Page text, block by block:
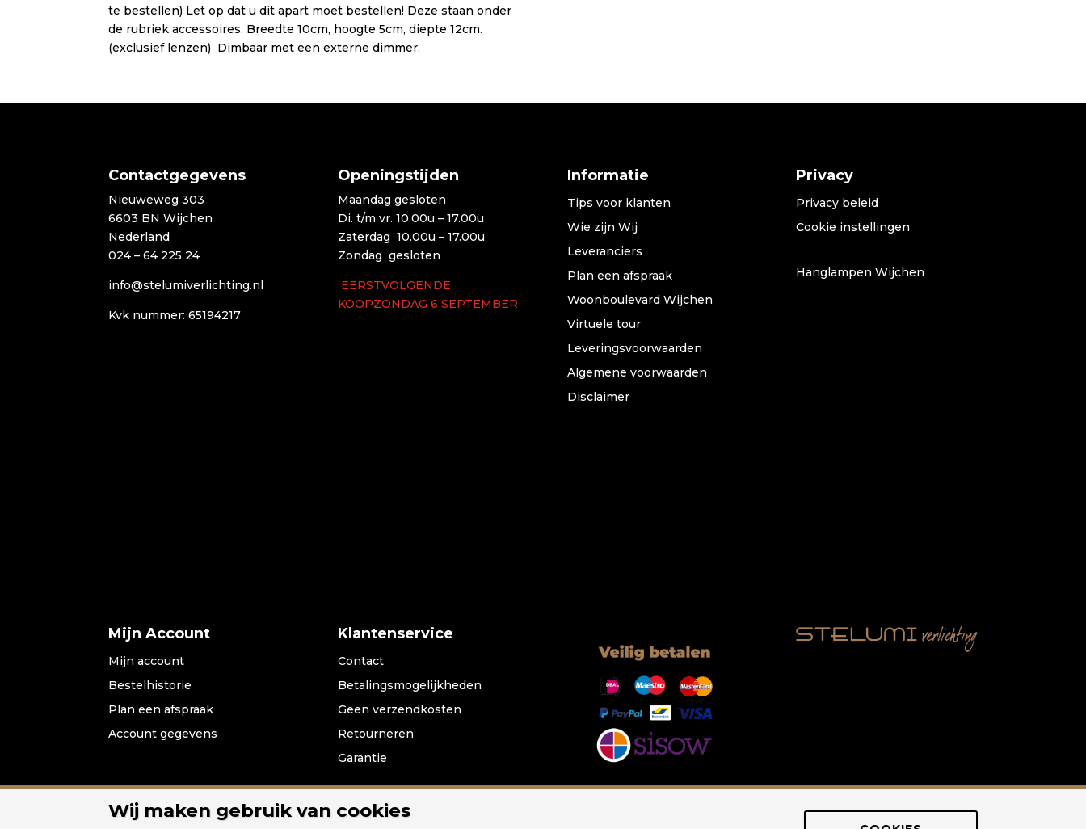
te bestellen) Let op dat u dit apart moet bestellen! Deze staan onder
de rubriek accessoires. Breedte 10cm, hoogte 5cm, diepte 12cm.
(exclusief lenzen) Dimbaar met een externe dimmer.
Contactgegevens
Nieuweweg 303
6603 BN Wijchen
Nederland
024 – 64 225 24
info@stelumiverlichting.nl
Kvk nummer: 65194217
Openingstijden
Maandag gesloten
Di. t/m vr. 10.00u – 17.00u
Zaterdag 10.00u – 17.00u
Zondag gesloten
EERSTVOLGENDE
KOOPZONDAG 6 SEPTEMBER
Informatie
Tips voor klanten
Wie zijn Wij
Leveranciers
Plan een afspraak
Woonboulevard Wijchen
Virtuele tour
Leveringsvoorwaarden
Algemene voorwaarden
Disclaimer
Privacy
Privacy beleid
Cookie instellingen
Hanglampen Wijchen
Mijn Account
Mijn account
Bestelhistorie
Plan een afspraak
Account gegevens
Klantenservice
Contact
Betalingsmogelijkheden
Geen verzendkosten
Retourneren
Garantie
Wij maken gebruik van cookies